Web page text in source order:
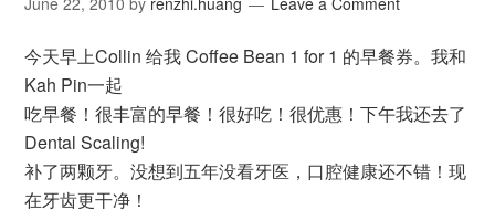
今天早上Collin 给我 Coffee Bean 1 for 1 的早餐券。我和
Kah Pin一起
吃早餐！很丰富的早餐！很好吃！很优惠！下午我还去了
Dental Scaling!
补了两颗牙。没想到五年没看牙医，口腔健康还不错！现
在牙齿更干净！